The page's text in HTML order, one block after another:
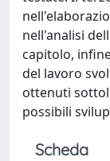
nell'analisi
capitolo,
del lavoro
ottenuti
possibili
Scheda